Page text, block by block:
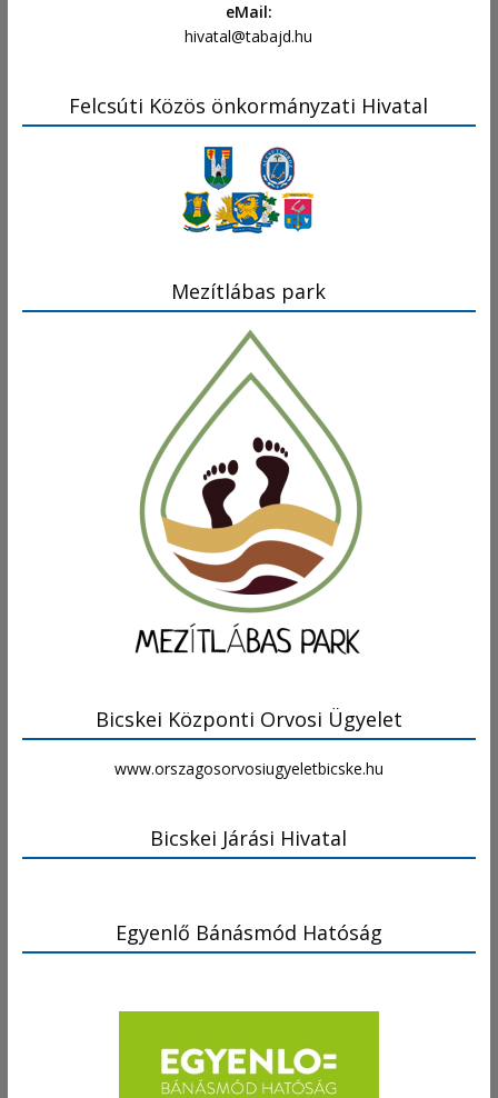
eMail:
hivatal@tabajd.hu
Felcsúti Közös önkormányzati Hivatal
Mezítlábas park
Bicskei Központi Orvosi Ügyelet
www.orszagosorvosiugyeletbicske.hu
Bicskei Járási Hivatal
Egyenlő Bánásmód Hatóság